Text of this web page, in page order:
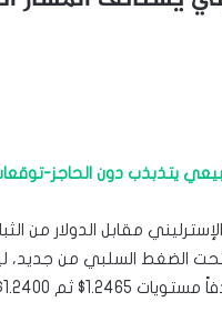
يتذبذب دون الحاجز-توقعات اليوم
الضغط السلبي من جديد،
كمحطات سلبية تالية.